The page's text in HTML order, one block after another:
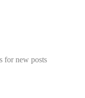
for new posts